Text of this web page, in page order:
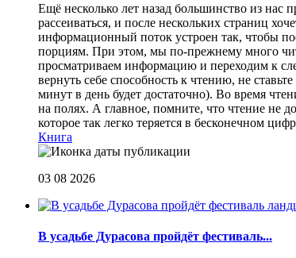
Eщё несколько лет назад большинство из
рассеиваться, и после нескольких страниц
информационный поток устроен так, чтобы
порциям. При этом, мы по-прежнему много
просматриваем информацию и переходим к
вернуть себе способность к чтению, не
минут в день будет достаточно). Во время
на полях. А главное, помните, что чтение не
которое так легко теряется в бесконечном
Книга
03 08 2026
В усадьбе Дурасова пройдёт фестиваль...